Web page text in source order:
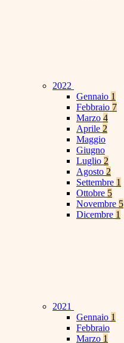
2022
Gennaio 1
Febbraio 7
Marzo 4
Aprile 2
Maggio
Giugno
Luglio 2
Agosto 2
Settembre 1
Ottobre 5
Novembre 5
Dicembre 1
2021
Gennaio 1
Febbraio
Marzo 1